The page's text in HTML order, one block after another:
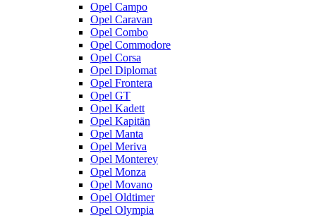
Opel Campo
Opel Caravan
Opel Combo
Opel Commodore
Opel Corsa
Opel Diplomat
Opel Frontera
Opel GT
Opel Kadett
Opel Kapitän
Opel Manta
Opel Meriva
Opel Monterey
Opel Monza
Opel Movano
Opel Oldtimer
Opel Olympia